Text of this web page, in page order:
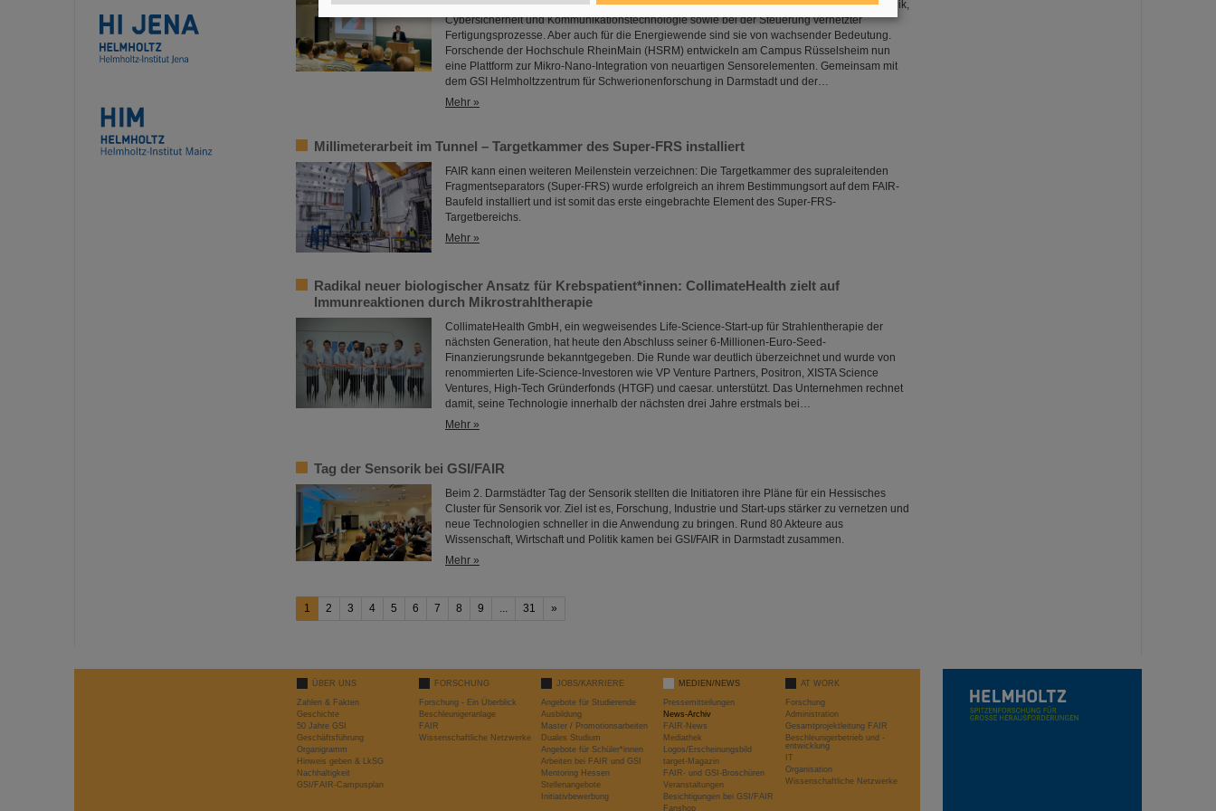
Mikrosysteme sind unverzichtbare Sensor-Komponenten in der Medizin- und Mobilitätstechnik,
Cybersicherheit und Kommunikationstechnologie sowie bei der Steuerung vernetzter
Fertigungsprozesse. Aber auch für die Energiewende sind sie von wachsender Bedeutung.
Forschende der Hochschule RheinMain (HSRM) entwickeln am Campus Rüsselsheim nun
eine Plattform zur Mikro-Nano-Integration von neuartigen Sensorelementen. Gemeinsam mit
dem GSI Helmholtzzentrum für Schwerionenforschung in Darmstadt und der…
Mehr »
Millimeterarbeit im Tunnel – Targetkammer des Super-FRS installiert
FAIR kann einen weiteren Meilenstein verzeichnen: Die Targetkammer des supraleitenden
Fragmentseparators (Super-FRS) wurde erfolgreich an ihrem Bestimmungsort auf dem FAIR-
Baufeld installiert und ist somit das erste eingebrachte Element des Super-FRS-
Targetbereichs.
Mehr »
Radikal neuer biologischer Ansatz für Krebspatient*innen: CollimateHealth zielt auf
Immunreaktionen durch Mikrostrahltherapie
CollimateHealth GmbH, ein wegweisendes Life-Science-Start-up für Strahlentherapie der
nächsten Generation, hat heute den Abschluss seiner 6-Millionen-Euro-Seed-
Finanzierungsrunde bekanntgegeben. Die Runde war deutlich überzeichnet und wurde von
renommierten Life-Science-Investoren wie VP Venture Partners, Positron, XISTA Science
Ventures, High-Tech Gründerfonds (HTGF) und caesar. unterstützt. Das Unternehmen rechnet
damit, seine Technologie innerhalb der nächsten drei Jahre erstmals bei…
Mehr »
Tag der Sensorik bei GSI/FAIR
Beim 2. Darmstädter Tag der Sensorik stellten die Initiatoren ihre Pläne für ein Hessisches
Cluster für Sensorik vor. Ziel ist es, Forschung, Industrie und Start-ups stärker zu vernetzen und
neue Technologien schneller in die Anwendung zu bringen. Rund 80 Akteure aus
Wissenschaft, Wirtschaft und Politik kamen bei GSI/FAIR in Darmstadt zusammen.
Mehr »
1 2 3 4 5 6 7 8 9 ... 31 »
ÜBER UNS
Zahlen & Fakten
Geschichte
50 Jahre GSI
Geschäftsführung
Organigramm
Hinweis geben & LkSG
Nachhaltigkeit
GSI/FAIR-Campusplan
FORSCHUNG
Forschung - Ein Überblick
Beschleunigeranlage
FAIR
Wissenschaftliche Netzwerke
JOBS/KARRIERE
Angebote für Studierende
Ausbildung
Master / Promotionsarbeiten
Duales Studium
Angebote für Schüler*innen
Arbeiten bei FAIR und GSI
Mentoring Hessen
Stellenangebote
Initiativbewerbung
MEDIEN/NEWS
Pressemitteilungen
News-Archiv
FAIR-News
Mediathek
Logos/Erscheinungsbild
target-Magazin
FAIR- und GSI-Broschüren
Veranstaltungen
Besichtigungen bei GSI/FAIR
Fanshop
AT WORK
Forschung
Administration
Gesamtprojektleitung FAIR
Beschleunigerbetrieb und -
entwicklung
IT
Organisation
Wissenschaftliche Netzwerke